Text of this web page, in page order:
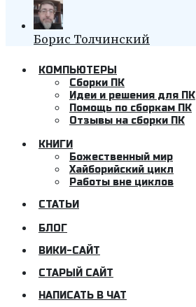
Борис Толчинский
КОМПЬЮТЕРЫ
Cборки ПК
Идеи и решения для ПК
Помощь по сборкам ПК
Отзывы на сборки ПК
КНИГИ
Божественный мир
Хайборийский цикл
Работы вне циклов
СТАТЬИ
БЛОГ
ВИКИ-САЙТ
СТАРЫЙ САЙТ
НАПИСАТЬ В ЧАТ